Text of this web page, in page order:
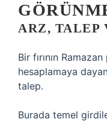
ARZ, TALEP
Bir fırının
hesaplamaya
talep.
Burada temel